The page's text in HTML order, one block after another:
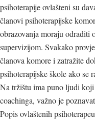
psihoterapije ovlašteni su
članovi psihoterapijske
obrazovanja moraju odraditi
supervizijom. Svakako
članova komore i zatražite
psihoterapijske škole ako se
Na tržištu ima puno ljudi
coachinga, važno je
Popis ovlaštenih